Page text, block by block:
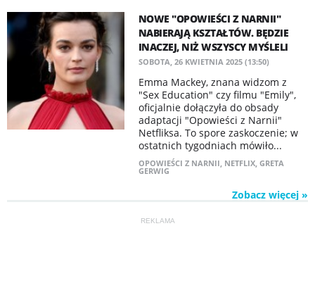
NOWE "OPOWIEŚCI Z NARNII"
NABIERAJĄ KSZTAŁTÓW. BĘDZIE
INACZEJ, NIŻ WSZYSCY MYŚLELI
SOBOTA, 26 KWIETNIA 2025 (13:50)
Emma Mackey, znana widzom z
"Sex Education" czy filmu "Emily",
oficjalnie dołączyła do obsady
adaptacji "Opowieści z Narnii"
Netfliksa. To spore zaskoczenie; w
ostatnich tygodniach mówiło...
OPOWIEŚCI Z NARNII, NETFLIX, GRETA
GERWIG
Zobacz więcej »
REKLAMA